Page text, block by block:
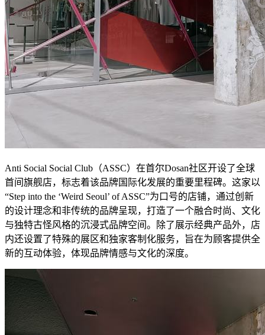
Anti Social Social Club（ASSC）在首尔Dosan社区开设了全球
首间旗舰店，标志着该品牌国际化发展的重要里程碑。这家以
“Step into the ‘Weird Seoul’ of ASSC”为口号的店铺，通过创新
的设计理念和非传统的品牌呈现，打造了一个融合时尚、文化
与独特古怪风格的沉浸式品牌空间。除了展示经典产品外，店
内还设置了特殊的展区和独家客制化服务，旨在为顾客提供全
新的互动体验，体现品牌情感与文化的深度。